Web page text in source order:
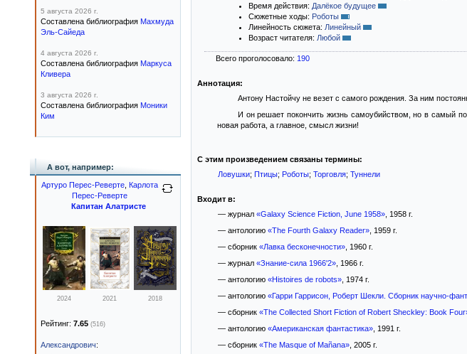
Время действия: Далёкое будущее
Сюжетные ходы: Роботы
Линейность сюжета: Линейный
Возраст читателя: Любой
Всего проголосовало: 190
Аннотация:
Антону Настойчу не везет с самого рождения. За ним
И он решает покончить жизнь самоубийством, но в самый
новая работа, а главное, смысл жизни!
С этим произведением связаны термины:
Ловушки; Птицы; Роботы; Торговля; Туннели
Входит в:
— журнал «Galaxy Science Fiction, June 1958», 1958 г.
— антологию «The Fourth Galaxy Reader», 1959 г.
— сборник «Лавка бесконечности», 1960 г.
— журнал «Знание-сила 1966'2», 1966 г.
— антологию «Histoires de robots», 1974 г.
— антологию «Гарри Гаррисон, Роберт Шекли. Сборник научно-
— сборник «The Collected Short Fiction of Robert Sheckley: Book
— антологию «Американская фантастика», 1991 г.
— сборник «The Masque of Mañana», 2005 г.
5 августа 2026 г.
Составлена библиография Махмуда
Эль-Сайеда
4 августа 2026 г.
Составлена библиография Маркуса
Кливера
3 августа 2026 г.
Составлена библиография Моники
Ким
А вот, например:
Артуро Перес-Реверте Карлота
Перес-Реверте
Капитан Алатристе
2024 2021 2018
Рейтинг: 7.65 (516)
Александрович: